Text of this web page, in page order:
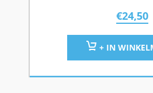
€24,50
+ IN